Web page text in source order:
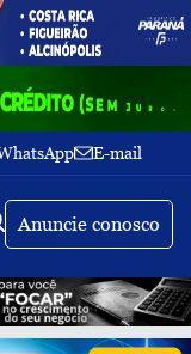
E-mail
Anuncie conosco
Buscar